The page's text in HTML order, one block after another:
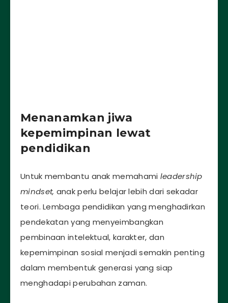
Menanamkan jiwa
kepemimpinan lewat
pendidikan
Untuk membantu anak memahami leadership
mindset, anak perlu belajar lebih dari sekadar
teori. Lembaga pendidikan yang menghadirkan
pendekatan yang menyeimbangkan
pembinaan intelektual, karakter, dan
kepemimpinan sosial menjadi semakin penting
dalam membentuk generasi yang siap
menghadapi perubahan zaman.